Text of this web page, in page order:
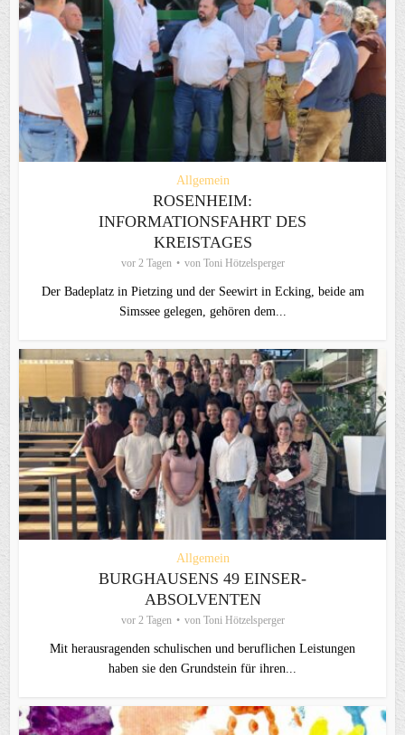
Allgemein
ROSENHEIM:
INFORMATIONSFAHRT DES
KREISTAGES
vor 2 Tagen von Toni Hötzelsperger
Der Badeplatz in Pietzing und der Seewirt in Ecking, beide am
Simssee gelegen, gehören dem...
Allgemein
BURGHAUSENS 49 EINSER-
ABSOLVENTEN
vor 2 Tagen von Toni Hötzelsperger
Mit herausragenden schulischen und beruflichen Leistungen
haben sie den Grundstein für ihren...